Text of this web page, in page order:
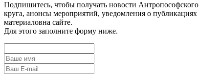
Подпишитесь, чтобы получать новости Антропософского
круга, анонсы мероприятий, уведомления о публикациях
материаловна сайте.
Для этого заполните форму ниже.